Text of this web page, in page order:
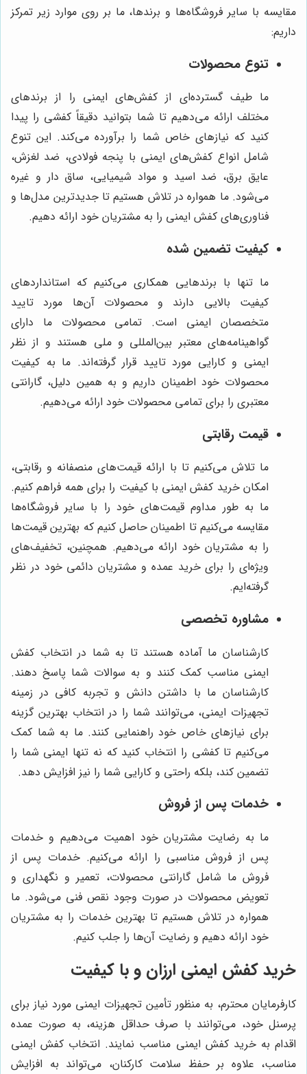
مقایسه با سایر فروشگاه‌ها و برندها، ما بر روی موارد زیر تمرکز
داریم:
تنوع محصولات
ما طیف گسترده‌ای از کفش‌های ایمنی را از برندهای
مختلف ارائه می‌دهیم تا شما بتوانید دقیقاً کفشی را پیدا
کنید که نیازهای خاص شما را برآورده می‌کند. این تنوع
شامل انواع کفش‌های ایمنی با پنجه فولادی، ضد لغزش،
عایق برق، ضد اسید و مواد شیمیایی، ساق دار و غیره
می‌شود. ما همواره در تلاش هستیم تا جدیدترین مدل‌ها و
فناوری‌های کفش ایمنی را به مشتریان خود ارائه دهیم.
کیفیت تضمین شده
ما تنها با برندهایی همکاری می‌کنیم که استانداردهای
کیفیت بالایی دارند و محصولات آن‌ها مورد تایید
متخصصان ایمنی است. تمامی محصولات ما دارای
گواهینامه‌های معتبر بین‌المللی و ملی هستند و از نظر
ایمنی و کارایی مورد تایید قرار گرفته‌اند. ما به کیفیت
محصولات خود اطمینان داریم و به همین دلیل، گارانتی
معتبری را برای تمامی محصولات خود ارائه می‌دهیم.
قیمت رقابتی
ما تلاش می‌کنیم تا با ارائه قیمت‌های منصفانه و رقابتی،
امکان خرید کفش ایمنی با کیفیت را برای همه فراهم کنیم.
ما به طور مداوم قیمت‌های خود را با سایر فروشگاه‌ها
مقایسه می‌کنیم تا اطمینان حاصل کنیم که بهترین قیمت‌ها
را به مشتریان خود ارائه می‌دهیم. همچنین، تخفیف‌های
ویژه‌ای را برای خرید عمده و مشتریان دائمی خود در نظر
گرفته‌ایم.
مشاوره تخصصی
کارشناسان ما آماده هستند تا به شما در انتخاب کفش
ایمنی مناسب کمک کنند و به سوالات شما پاسخ دهند.
کارشناسان ما با داشتن دانش و تجربه کافی در زمینه
تجهیزات ایمنی، می‌توانند شما را در انتخاب بهترین گزینه
برای نیازهای خاص خود راهنمایی کنند. ما به شما کمک
می‌کنیم تا کفشی را انتخاب کنید که نه تنها ایمنی شما را
تضمین کند، بلکه راحتی و کارایی شما را نیز افزایش دهد.
خدمات پس از فروش
ما به رضایت مشتریان خود اهمیت می‌دهیم و خدمات
پس از فروش مناسبی را ارائه می‌کنیم. خدمات پس از
فروش ما شامل گارانتی محصولات، تعمیر و نگهداری و
تعویض محصولات در صورت وجود نقص فنی می‌شود. ما
همواره در تلاش هستیم تا بهترین خدمات را به مشتریان
خود ارائه دهیم و رضایت آن‌ها را جلب کنیم.
خرید کفش ایمنی ارزان و با کیفیت
کارفرمایان محترم، به منظور تأمین تجهیزات ایمنی مورد نیاز برای
پرسنل خود، می‌توانند با صرف حداقل هزینه، به صورت عمده
اقدام به خرید کفش ایمنی مناسب نمایند. انتخاب کفش ایمنی
مناسب، علاوه بر حفظ سلامت کارکنان، می‌تواند به افزایش